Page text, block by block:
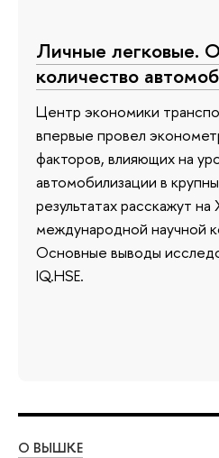
Личные легковые.
количество
Центр экономики
впервые провел
факторов, влияющих на
автомобилизации в
результатах расскажут
международной научной
Основные выводы
IQ.HSE.
О ВЫШКЕ